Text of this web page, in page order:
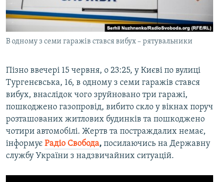
ВІДЕОУРОКИ «ELIFBE»
УКРАЇНСЬКА ПРОБЛЕМА КРИМУ
Русский
Qırımtatar
Усі сайти RFE/RL
В одному з семи гаражів стався вибух – рятувальники
Пізно ввечері 15 червня, о 23:25, у Києві по вулиці
Тургенєвська, 16, в одному з семи гаражів стався
вибух, внаслідок чого зруйновано три гаражі,
пошкоджено газопровід, вибито скло у вікнах поруч
розташованих житлових будинків та пошкоджено
чотири автомобілі. Жертв та постраждалих немає,
інформує Радіо Свобода, посилаючись на Державну
службу України з надзвичайних ситуацій.